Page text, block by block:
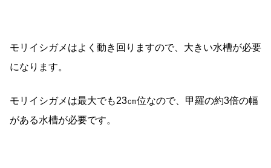
モリイシガメはよく動き回りますので、大きい水槽が必要
になります。
モリイシガメは最大でも23㎝位なので、甲羅の約3倍の幅
がある水槽が必要です。